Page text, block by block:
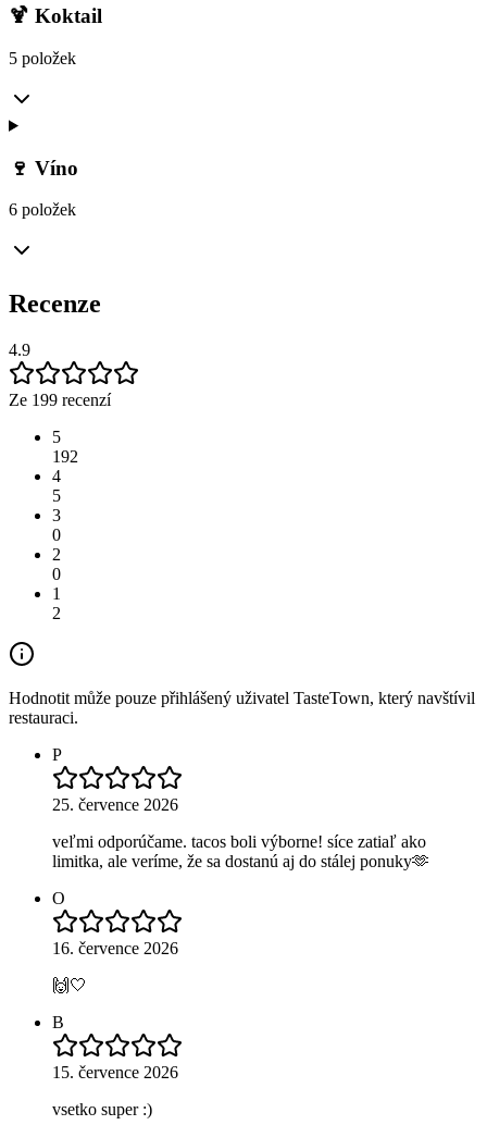
🍹 Koktail
5 položek
🍷 Víno
6 položek
Recenze
4.9
Ze 199 recenzí
5
192
4
5
3
0
2
0
1
2
Hodnotit může pouze přihlášený uživatel TasteTown, který navštívil
restauraci.
P
25. července 2026
veľmi odporúčame. tacos boli výborne! síce zatiaľ ako
limitka, ale veríme, že sa dostanú aj do stálej ponuky🫶
O
16. července 2026
🙌🤍
B
15. července 2026
vsetko super :)